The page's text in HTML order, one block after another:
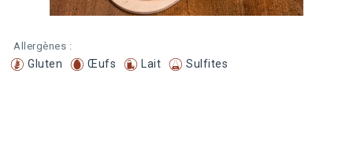
Allergènes :
Gluten Œufs Lait Sulfites